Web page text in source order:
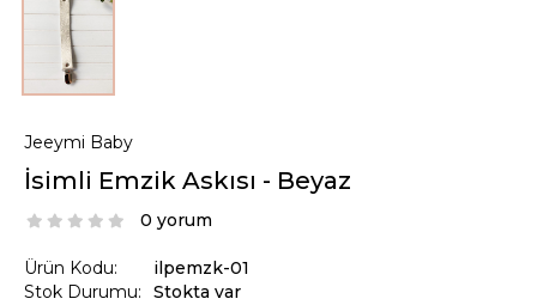
Jeeymi Baby
İsimli Emzik Askısı - Beyaz
0 yorum
Ürün Kodu:
Stok Durumu:
ilpemzk-01
Stokta var